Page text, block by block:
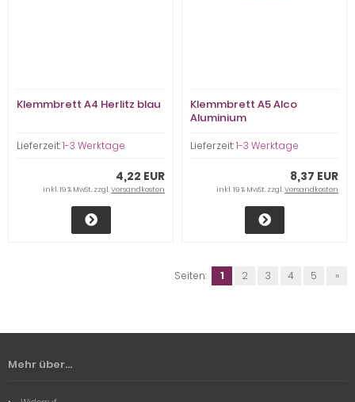
Klemmbrett A4 Herlitz blau
Lieferzeit:1-3 Werktage
4,22 EUR
inkl. 19 % MwSt. zzgl.Versandkosten
Klemmbrett A5 Alco
Aluminium
Lieferzeit:1-3 Werktage
8,37 EUR
inkl. 19 % MwSt. zzgl.Versandkosten
Seiten: 1 2 3 4 5 »
Mehr über...